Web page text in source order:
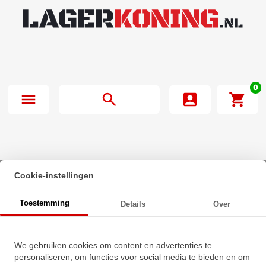
0
Beginpagina· Passchijf DIN 988 14x20x1mm RVS A2
Cookie-instellingen
Toestemming Details Over
We gebruiken cookies om content en advertenties te
personaliseren, om functies voor social media te bieden en om
RVS A2